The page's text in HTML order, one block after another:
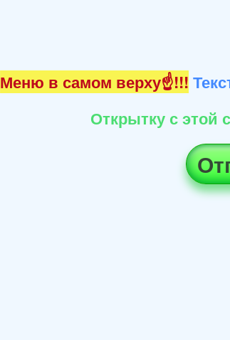
Меню в самом верху☝!!!
Открытку с этой